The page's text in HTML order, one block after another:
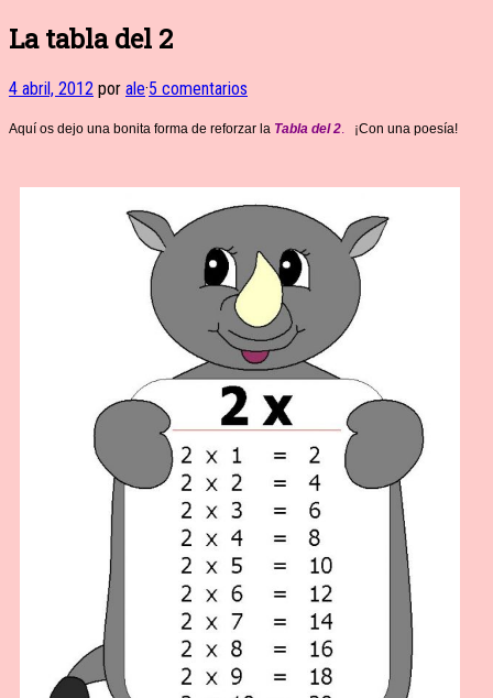
La tabla del 2
4 abril, 2012 por ale·5 comentarios
Aquí os dejo una bonita forma de reforzar la Tabla del 2 ¡Con una poesía!